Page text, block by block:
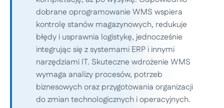
dobrane oprogramowanie WMS wspiera
kontrolę stanów magazynowych, redukuje
błędy i usprawnia logistykę, jednocześnie
integrując się z systemami ERP i innymi
narzędziami IT. Skuteczne wdrożenie WMS
wymaga analizy procesów, potrzeb
biznesowych oraz przygotowania organizacji
do zmian technologicznych i operacyjnych.